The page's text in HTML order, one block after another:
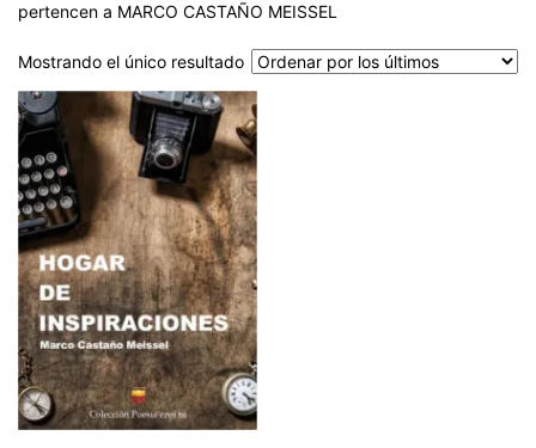
pertencen a MARCO CASTAÑO MEISSEL
Mostrando el único resultado